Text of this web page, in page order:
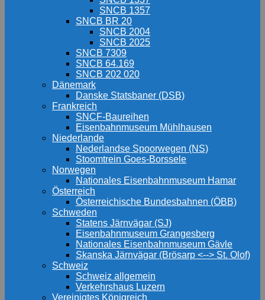
SNCB 1357
SNCB BR 20
SNCB 2004
SNCB 2025
SNCB 7309
SNCB 64.169
SNCB 202 020
Dänemark
Danske Statsbaner (DSB)
Frankreich
SNCF-Baureihen
Eisenbahnmuseum Mühlhausen
Niederlande
Nederlandse Spoorwegen (NS)
Stoomtrein Goes-Borssele
Norwegen
Nationales Eisenbahnmuseum Hamar
Österreich
Österreichische Bundesbahnen (ÖBB)
Schweden
Statens Järnvägar (SJ)
Eisenbahnmuseum Grangesberg
Nationales Eisenbahnmuseum Gävle
Skanska Järnvägar (Brösarp <--> St. Olof)
Schweiz
Schweiz allgemein
Verkehrshaus Luzern
Vereinigtes Königreich